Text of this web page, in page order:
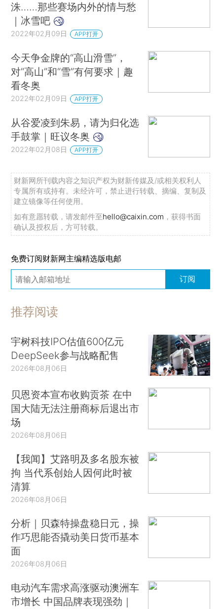
洙……那些赛场内外的情与愁
｜冰雪吧
2022年02月09日 APP打开
今天争金牌的“高山滑雪”，
对“高山”和“雪”有何要求｜趣
看冬奥
2022年02月09日 APP打开
从谷爱凌到朱易，请为归化选
手鼓掌｜旺议冬奥
2022年02月08日 APP打开
财新网所刊载内容之知识产权为财新传媒及/或相关权利人
专属所有或持有。未经许可，禁止进行转载、摘编、复制及
建立镜像等任何使用。
如有意愿转载，请发邮件至hello@caixin.com ，获得书面
确认及授权后，方可转载。
免费订阅财新网主编精选版电邮
订阅
推荐阅读
宇树科技IPO估值600亿元
DeepSeek参与战略配售
2026年08月06日
贝恩资本宣布收购贡茶 在中
国大陆无法注册商标后退出市
场
2026年08月06日
【我闻】艾路明及多名股东被
拘 当代系创始人因何此时被
清算
2026年08月06日
分析｜贝森特操盘稳日元，操
作巧思能否撬动美日货币基本
面
2026年08月06日
电动汽车需求高涨驱动澳洲车
市增长 中国品牌表现强劲｜